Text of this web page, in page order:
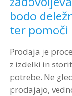
Prednosti in
Avdio
Prednosti in
Strokovna
ROI “Pre-Week”
Program
Contribute
Predstavitev
Zastopstva
Partnerji
bodo
ter pomoči
Prodaja je
z izdelki in
potrebe. Ne
prodajajo,